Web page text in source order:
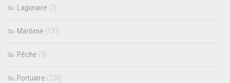
Lagunaire (7)
Maritime (131)
Pêche (3)
Portuaire (124)